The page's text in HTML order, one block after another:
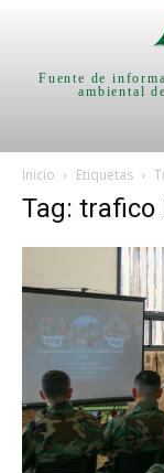
Fuente de
ambiental
Inicio Etiquetas
Tag: